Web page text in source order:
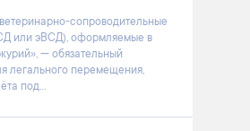
сопроводительные
или эВСД), оформляемые в
— обязательный
легального перемещения,
под...